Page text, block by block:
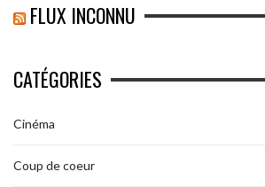
FLUX INCONNU
CATÉGORIES
Cinéma
Coup de coeur